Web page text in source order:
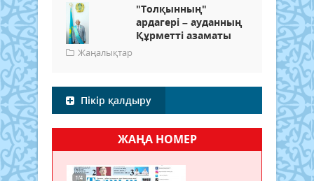
"Толқынның"
ардагері – ауданның
Құрметті азаматы
Жаңалықтар
Пікір қалдыру
ЖАҢА НОМЕР